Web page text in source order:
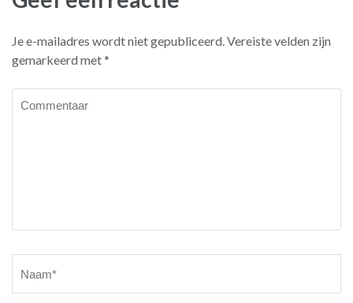
Je e-mailadres wordt niet gepubliceerd.Vereiste velden zijn
gemarkeerd met*